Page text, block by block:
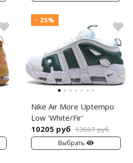
- 25%
Nike Air More Uptempo
Low 'White/Fir'
10205 руб 13607 руб
Выбрать